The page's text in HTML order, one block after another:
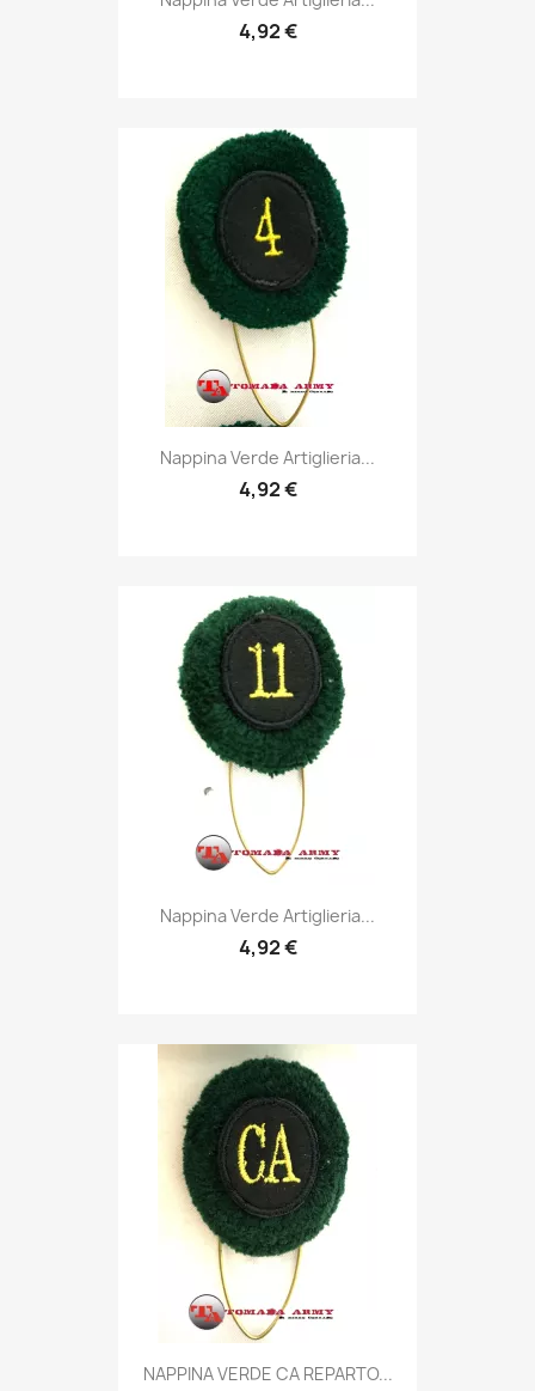
4,92 €
Anteprima
Nappina Verde Artiglieria...
4,92 €
Anteprima
Nappina Verde Artiglieria...
4,92 €
Anteprima
NAPPINA VERDE CA REPARTO...